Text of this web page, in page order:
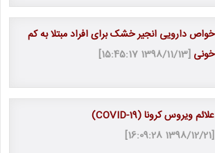
خواص دارویی انجیر خشک برای افراد مبتلا به کم
خونی [1398/11/13 15:45:17]
علائم ویروس کرونا (COVID-19)
[1398/12/21 16:09:28]